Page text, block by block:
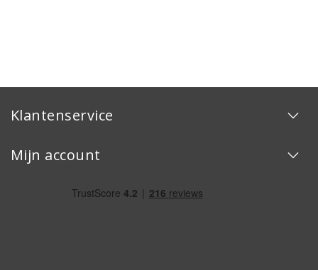
Klantenservice
Mijn account